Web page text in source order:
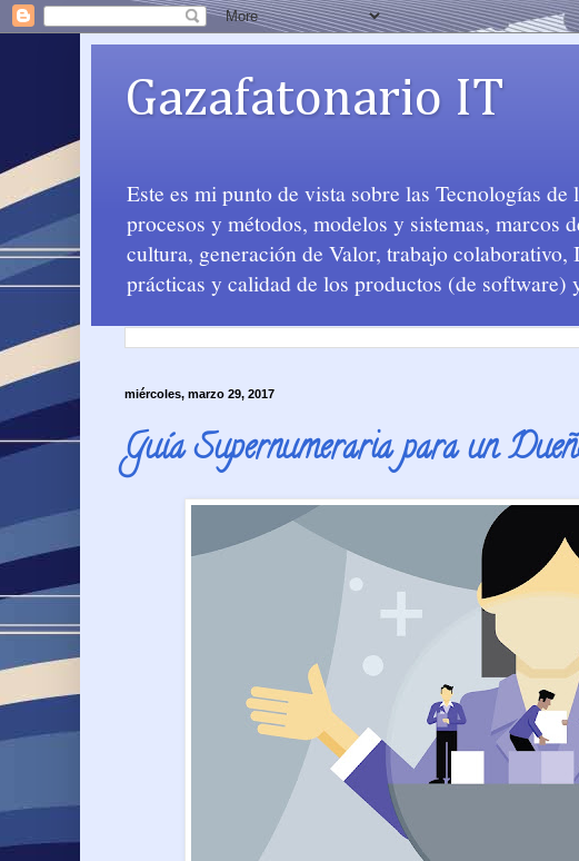
Gazafatonario IT
Este es mi punto de vista sobre las Tecnologías
procesos y métodos, modelos y sistemas,
cultura, generación de Valor, trabajo
prácticas y calidad de los productos (de software)
miércoles, marzo 29, 2017
Guía Supernumeraria para un